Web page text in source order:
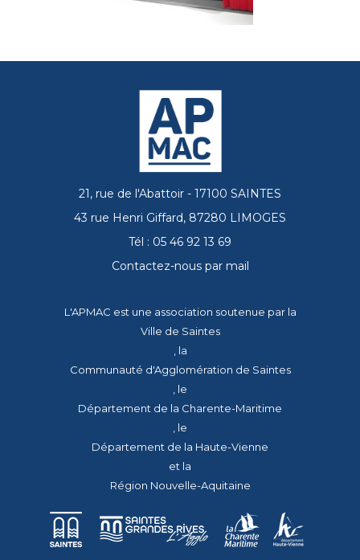
21, rue de l'Abattoir - 17100 SAINTES
43 rue Henri Giffard, 87280 LIMOGES
Tél : 05 46 92 13 69
Contactez-nous par mail
L'APMAC est une association soutenue par la
Ville de Saintes
, la
Communauté d'Agglomération de Saintes
, le
Département de la Charente-Maritime
, le
Département de la Haute-Vienne
et la
Région Nouvelle-Aquitaine